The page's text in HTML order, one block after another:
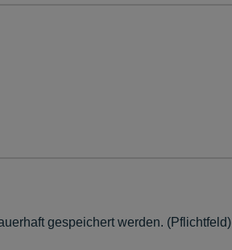
gespeichert werden. (Pflichtfeld)